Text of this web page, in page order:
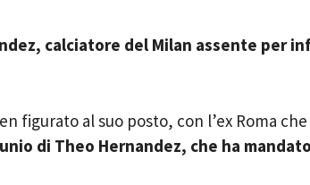
calciatore del Milan assente per
figurato al suo posto, con l’ex Roma che
di Theo Hernandez, che ha